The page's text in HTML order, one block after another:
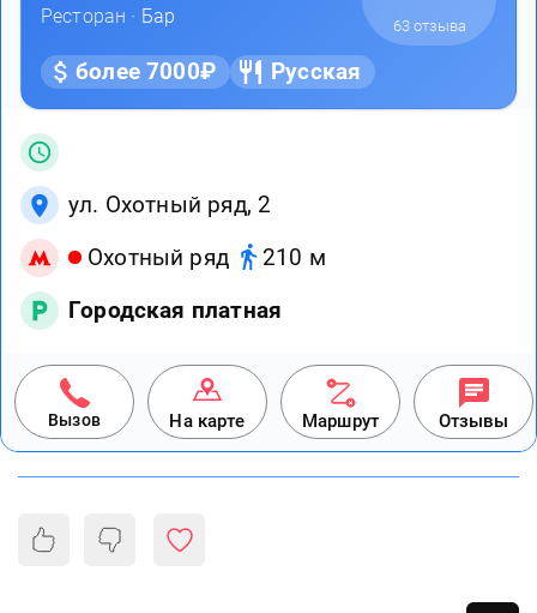
Ресторан · Бар 63 отзыва
более 7000₽ Русская
ул. Охотный ряд, 2
Охотный ряд
210 м
Городская платная
Вызов На карте Маршрут Отзывы